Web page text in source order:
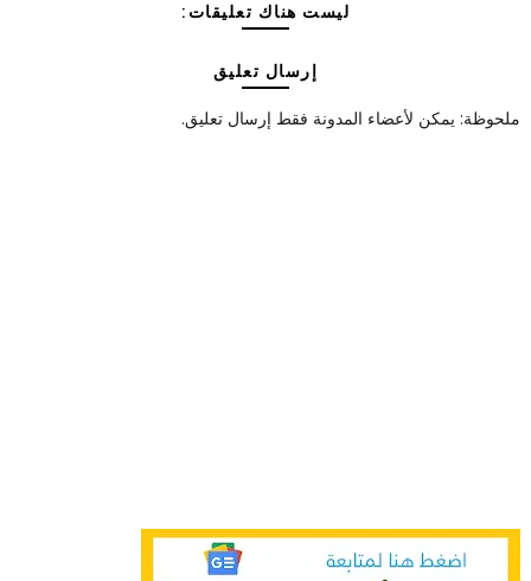
ليست هناك تعليقات:
إرسال تعليق
ملحوظة: يمكن لأعضاء المدونة فقط إرسال تعليق.